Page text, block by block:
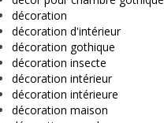
décoration
décoration d'intérieur
décoration gothique
décoration insecte
décoration intérieur
décoration intérieure
décoration maison